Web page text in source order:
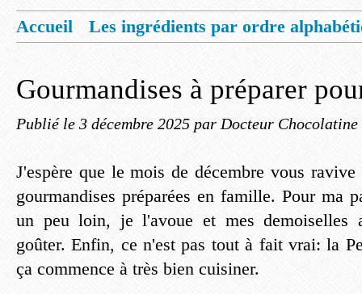
Accueil
Les ingrédients par ordre
Gourmandises à préparer
Publié le 3 décembre 2025 par Docteur Chocolatine
J'espère que le mois de décembre vous
gourmandises préparées en famille. Pour ma
un peu loin, je l'avoue et mes demoiselles
goûter. Enfin, ce n'est pas tout à fait vrai: la
ça commence à très bien cuisiner.